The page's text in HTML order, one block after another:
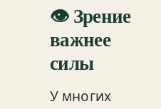
👁️ Зрение
важнее
силы
У многих